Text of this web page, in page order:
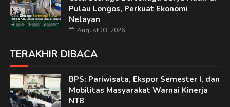
Pulau Longos, Perkuat Ekonomi
Nelayan
August 03, 2026
TERAKHIR DIBACA
BPS: Pariwisata, Ekspor Semester I, dan
Mobilitas Masyarakat Warnai Kinerja
NTB